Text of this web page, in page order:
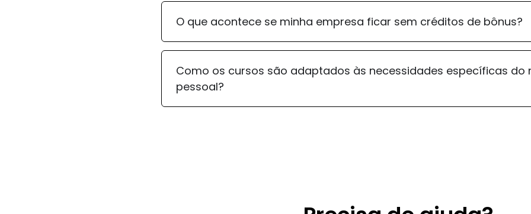
O que acontece se minha empresa ficar sem créditos de bônus?
Como os cursos são adaptados às necessidades específicas do
pessoal?